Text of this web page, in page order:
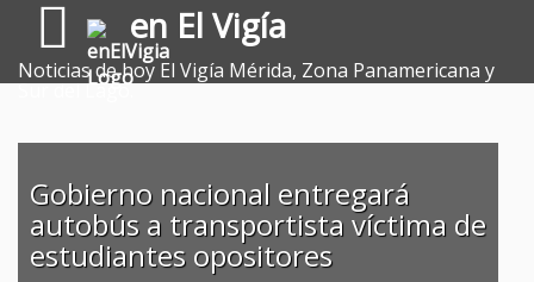
en El Vigía
Noticias de hoy El Vigía Mérida, Zona Panamericana y
Sur del Lago.
Gobierno nacional entregará
autobús a transportista víctima de
estudiantes opositores